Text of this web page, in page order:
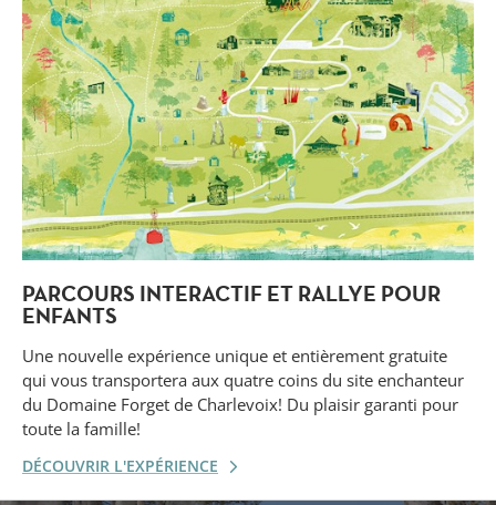
PARCOURS INTERACTIF ET RALLYE POUR
ENFANTS
Une nouvelle expérience unique et entièrement gratuite
qui vous transportera aux quatre coins du site enchanteur
du Domaine Forget de Charlevoix! Du plaisir garanti pour
toute la famille!
DÉCOUVRIR L'EXPÉRIENCE